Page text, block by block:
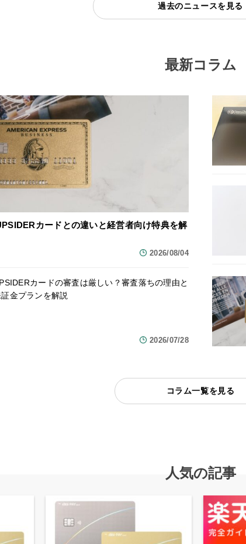
過去のニュースを見る
最新コラム
カードとの違いと経営者向け特典を解
2026/08/04
カードの審査は厳しい？審査落ちの理由と
金プランを解説
2026/07/28
コラム一覧を見る
人気の記事